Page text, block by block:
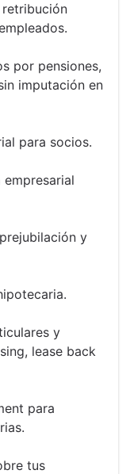
por pensiones,
imputación en
para socios.
y
y
lease back
para
tus